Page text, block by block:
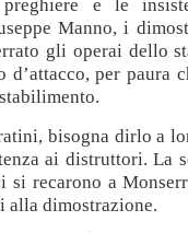
e le
Manno, i
gli operai dello
per paura
bisogna dirlo a
ai distruttori. La
si recarono a
alla dimostrazione.